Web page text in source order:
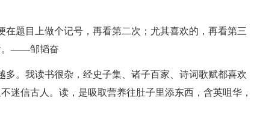
在题目上做个记号，再看第二次；尤其喜欢的，再看第三
。——邹韬奋
多。我读书很杂，经史子集、诸子百家、诗词歌赋都喜欢
迷信古人。读，是吸取营养往肚子里添东西，含英咀华，